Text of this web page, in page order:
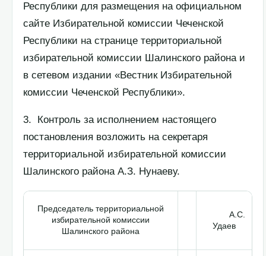
Республики для размещения на официальном
сайте Избирательной комиссии Чеченской
Республики на странице территориальной
избирательной комиссии Шалинского района и
в сетевом издании «Вестник Избирательной
комиссии Чеченской Республики».
3. Контроль за исполнением настоящего
постановления возложить на секретаря
территориальной избирательной комиссии
Шалинского района А.З. Нунаеву.
Председатель территориальной
избирательной комиссии
Шалинского района
А.С.
Удаев